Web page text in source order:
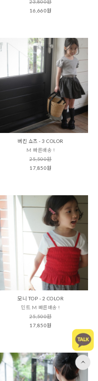
23,800원
16,660원
버킨 쇼츠 - 3 COLOR
M 빠른배송 !
25,500원
17,850원
모니 TOP - 2 COLOR
민트 M 빠른배송 !
25,500원
17,850원